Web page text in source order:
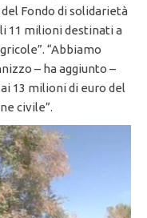
Fondo di solidarietà
11 milioni destinati a
“Abbiamo
– ha aggiunto –
13 milioni di euro del
civile”.